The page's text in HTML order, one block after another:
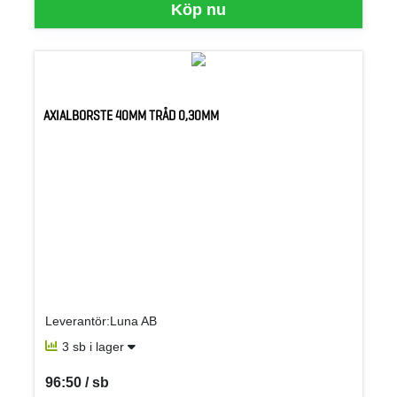
Köp nu
AXIALBORSTE 40MM TRÅD 0,30MM
Leverantör:Luna AB
3 sb i lager
96:50 / sb
SEK per SB